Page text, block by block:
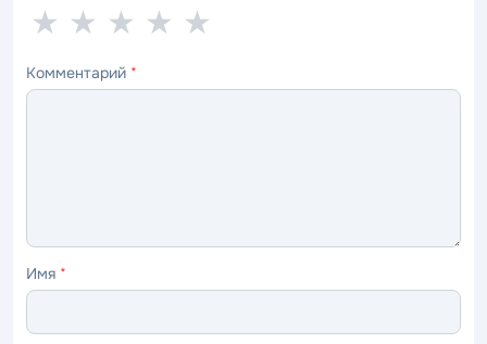
5
—
★
4
—
★
3
—
★
2
—
★
1
—
★
Комментарий *
Имя *